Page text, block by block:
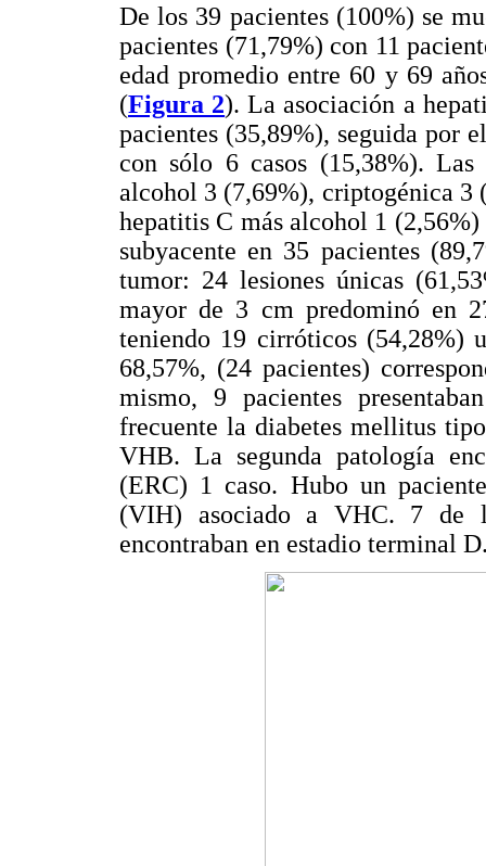
De los 39 pacientes (100%) se
pacientes (71,79%) con 11
edad promedio entre 60 y 69
(Figura 2). La asociación a
pacientes (35,89%), seguida por
con sólo 6 casos (15,38%). Las
alcohol 3 (7,69%), criptogénica
hepatitis C más alcohol 1 (2,56%)
subyacente en 35 pacientes
tumor: 24 lesiones únicas
mayor de 3 cm predominó en
teniendo 19 cirróticos (54,28%)
68,57%, (24 pacientes)
mismo, 9 pacientes
frecuente la diabetes mellitus
VHB. La segunda patología
(ERC) 1 caso. Hubo un
(VIH) asociado a VHC. 7 de
encontraban en estadio terminal